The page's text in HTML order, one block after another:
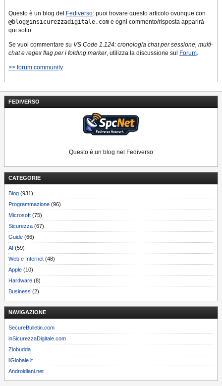
FEDIVERSO
Questo è un blog nel Fediverso
CATEGORIE
Blog (931)
Programmazione (96)
Microsoft (75)
Sicurezza (67)
Guide (66)
AI (59)
Web e Internet (48)
Apple (10)
Hardware (8)
Business (2)
NAVIGAZIONE
SecureBulletin.com
inSicurezzaDigitale.com
Ziobudda
ilGlobale.it
Androidiani.net
Questo è un blog del Fediverso: puoi trovare questo articolo ovunque con
@blog@insicurezzadigitale.com e ogni commento/risposta apparirà
qui sotto.
Se vuoi commentare su VS Code 1.124: cronologia chat per sessione, multi-
chat e regex flag per i folding marker, utilizza la discussione sul Forum
>> forum community